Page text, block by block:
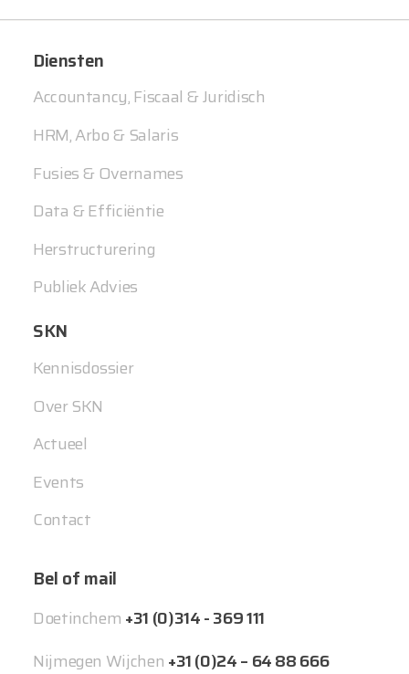
Diensten
Accountancy, Fiscaal & Juridisch
HRM, Arbo & Salaris
Fusies & Overnames
Data & Efficiëntie
Herstructurering
Publiek Advies
SKN
Kennisdossier
Over SKN
Actueel
Events
Contact
Bel of mail
Doetinchem +31 (0)314 - 369 111
Nijmegen Wijchen +31 (0)24 – 64 88 666